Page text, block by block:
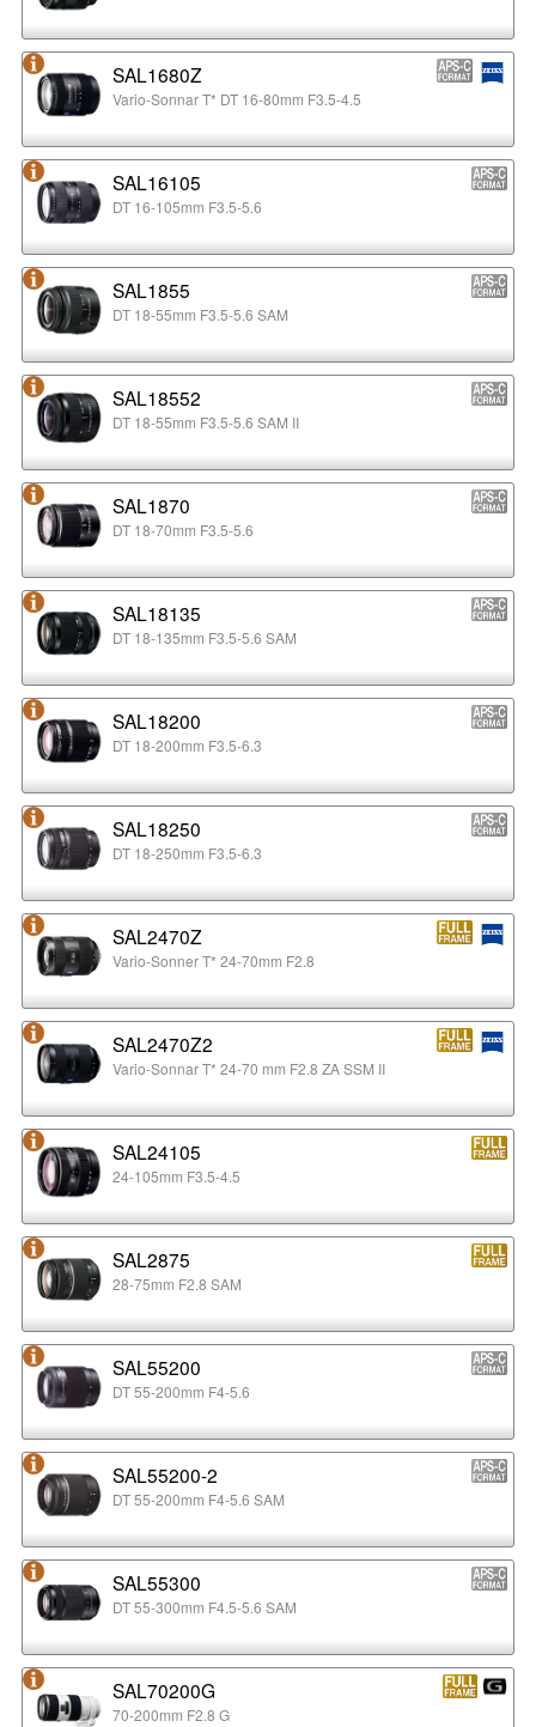
SAL1680Z
Vario-Sonnar T* DT 16-80mm F3.5-4.5
SAL16105
DT 16-105mm F3.5-5.6
SAL1855
DT 18-55mm F3.5-5.6 SAM
SAL18552
DT 18-55mm F3.5-5.6 SAM II
SAL1870
DT 18-70mm F3.5-5.6
SAL18135
DT 18-135mm F3.5-5.6 SAM
SAL18200
DT 18-200mm F3.5-6.3
SAL18250
DT 18-250mm F3.5-6.3
SAL2470Z
Vario-Sonner T* 24-70mm F2.8
SAL2470Z2
Vario-Sonnar T* 24-70 mm F2.8 ZA SSM II
SAL24105
24-105mm F3.5-4.5
SAL2875
28-75mm F2.8 SAM
SAL55200
DT 55-200mm F4-5.6
SAL55200-2
DT 55-200mm F4-5.6 SAM
SAL55300
DT 55-300mm F4.5-5.6 SAM
SAL70200G
70-200mm F2.8 G